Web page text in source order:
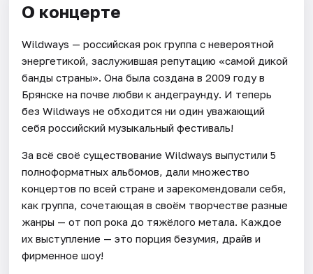
О концерте
Wildways — российская рок группа с невероятной
энергетикой, заслужившая репутацию «самой дикой
банды страны». Она была создана в 2009 году в
Брянске на почве любви к андеграунду. И теперь
без Wildways не обходится ни один уважающий
себя российский музыкальный фестиваль!
За всё своё существование Wildways выпустили 5
полноформатных альбомов, дали множество
концертов по всей стране и зарекомендовали себя,
как группа, сочетающая в своём творчестве разные
жанры — от поп рока до тяжёлого метала. Каждое
их выступление — это порция безумия, драйв и
фирменное шоу!